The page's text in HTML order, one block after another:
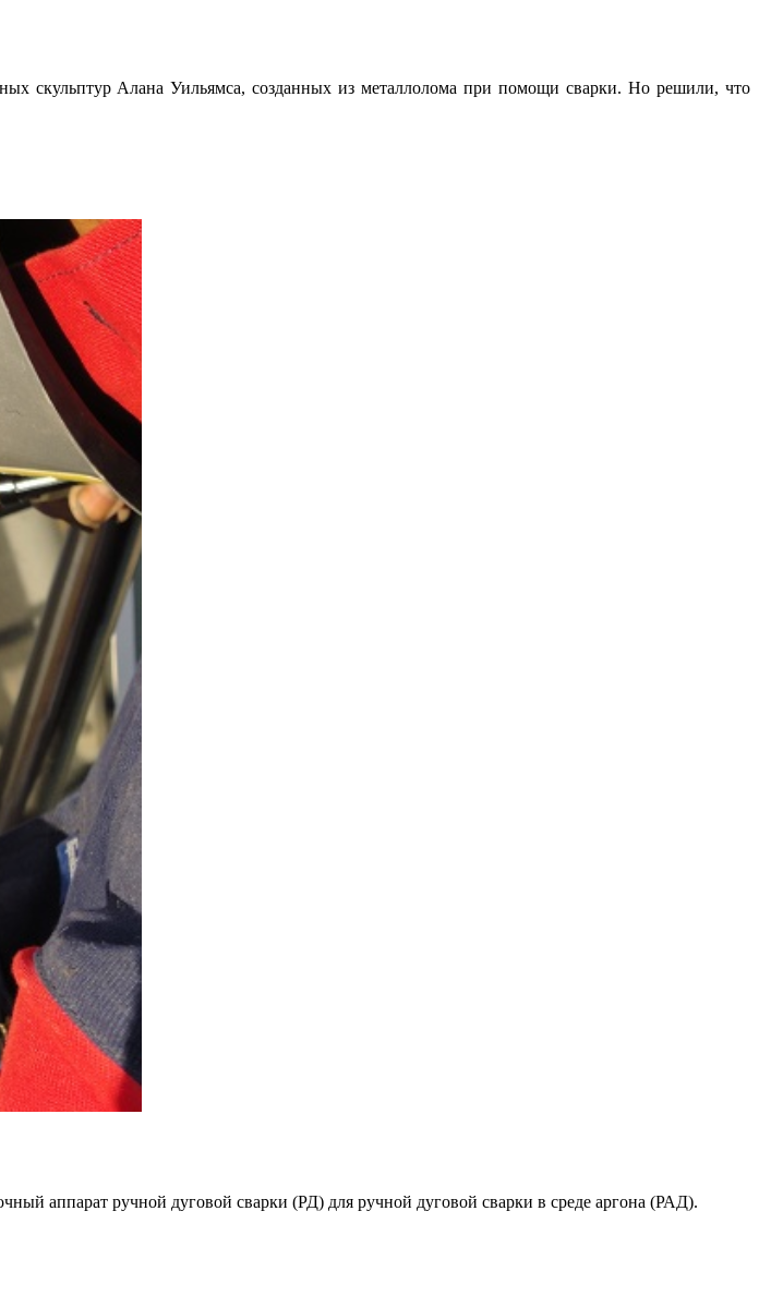
скульптур Алана Уильямса, созданных из металлолома при помощи сварки. Но решили, что
аппарат ручной дуговой сварки (РД) для ручной дуговой сварки в среде аргона (РАД).